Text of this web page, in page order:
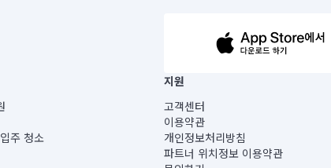
14-5-00019 |
|
B동 5층
주 청소
지원
고객센터
이용약관
개인정보처리방침
파트너 위치정보 이용약관